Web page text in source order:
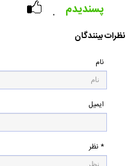
۰ پسندیدم
نظرات بینندگان
نام
ایمیل
* نظر